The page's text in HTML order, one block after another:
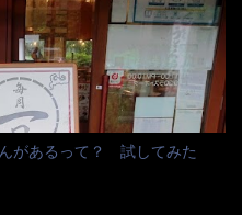
があるって？ 試してみた